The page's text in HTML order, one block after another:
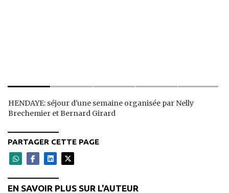
HENDAYE: séjour d'une semaine organisée par Nelly
Brechemier et Bernard Girard
PARTAGER CETTE PAGE
EN SAVOIR PLUS SUR L'AUTEUR